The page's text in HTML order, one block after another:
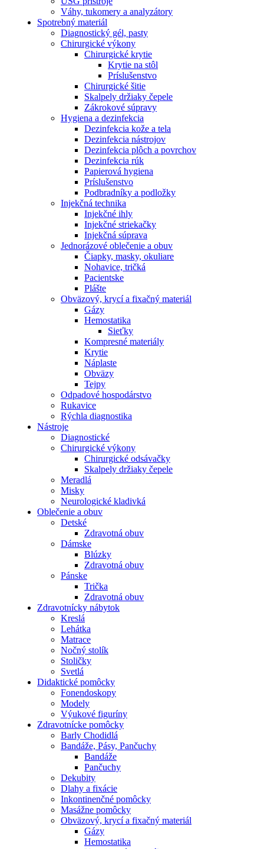
Váhy, tukomery a analyzátory
Spotrebný materiál
Diagnostický gél, pasty
Chirurgické výkony
Chirurgické krytie
Krytie na stôl
Príslušenstvo
Chirurgické šitie
Skalpely držiaky čepele
Zákrokové súpravy
Hygiena a dezinfekcia
Dezinfekcia kože a tela
Dezinfekcia nástrojov
Dezinfekcia plôch a povrchov
Dezinfekcia rúk
Papierová hygiena
Príslušenstvo
Podbradníky a podložky
Injekčná technika
Injekčné ihly
Injekčné striekačky
Injekčná súprava
Jednorázové oblečenie a obuv
Čiapky, masky, okuliare
Nohavice, tričká
Pacientske
Plášte
Obväzový, krycí a fixačný materiál
Gázy
Hemostatika
Sieťky
Kompresné materiály
Krytie
Náplaste
Obväzy
Tejpy
Odpadové hospodárstvo
Rukavice
Rýchla diagnostika
Nástroje
Diagnostické
Chirurgické výkony
Chirurgické odsávačky
Skalpely držiaky čepele
Meradlá
Misky
Neurologické kladivká
Oblečenie a obuv
Detské
Zdravotná obuv
Dámske
Blúzky
Zdravotná obuv
Pánske
Trička
Zdravotná obuv
Zdravotnícky nábytok
Kreslá
Lehátka
Matrace
Nočný stolík
Stoličky
Svetlá
Didaktické pomôcky
Fonendoskopy
Modely
Výukové figuríny
Zdravotnícke pomôcky
Barly Chodidlá
Bandáže, Pásy, Pančuchy
Bandáže
Pančuchy
Dekubity
Dlahy a fixácie
Inkontinenčné pomôcky
Masážne pomôcky
Obväzový, krycí a fixačný materiál
Gázy
Hemostatika